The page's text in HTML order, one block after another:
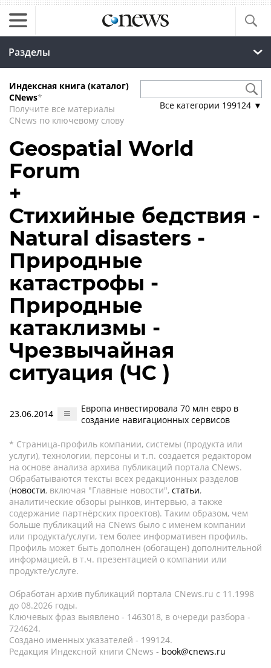
Разделы
Индексная книга (каталог)
CNews*
Получите все материалы
CNews по ключевому слову
Все категории 199124 ▼
Geospatial World
Forum
+
Стихийные бедствия -
Natural disasters -
Природные
катастрофы -
Природные
катаклизмы -
Чрезвычайная
ситуация (ЧС )
23.06.2014
Европа инвестировала 70 млн евро в
создание навигационных сервисов
* Страница-профиль компании, системы (продукта или
услуги), технологии, персоны и т.п. создается редактором
на основе анализа архива публикаций портала CNews.
Обрабатываются тексты всех редакционных разделов
(новости, включая "Главные новости", статьи,
аналитические обзоры рынков, интервью, а также
содержание партнёрских проектов). Таким образом, чем
больше публикаций на CNews было с именем компании
или продукта/услуги, тем более информативен профиль.
Профиль может быть дополнен (обогащен) дополнительной
информацией, в т.ч. презентацией о компании или
продукте/услуге.
Обработан архив публикаций портала CNews.ru c 11.1998
до 08.2026 годы.
Ключевых фраз выявлено - 1463018, в очереди разбора -
724624.
Создано именных указателей - 199124.
Редакция Индексной книги CNews - book@cnews.ru